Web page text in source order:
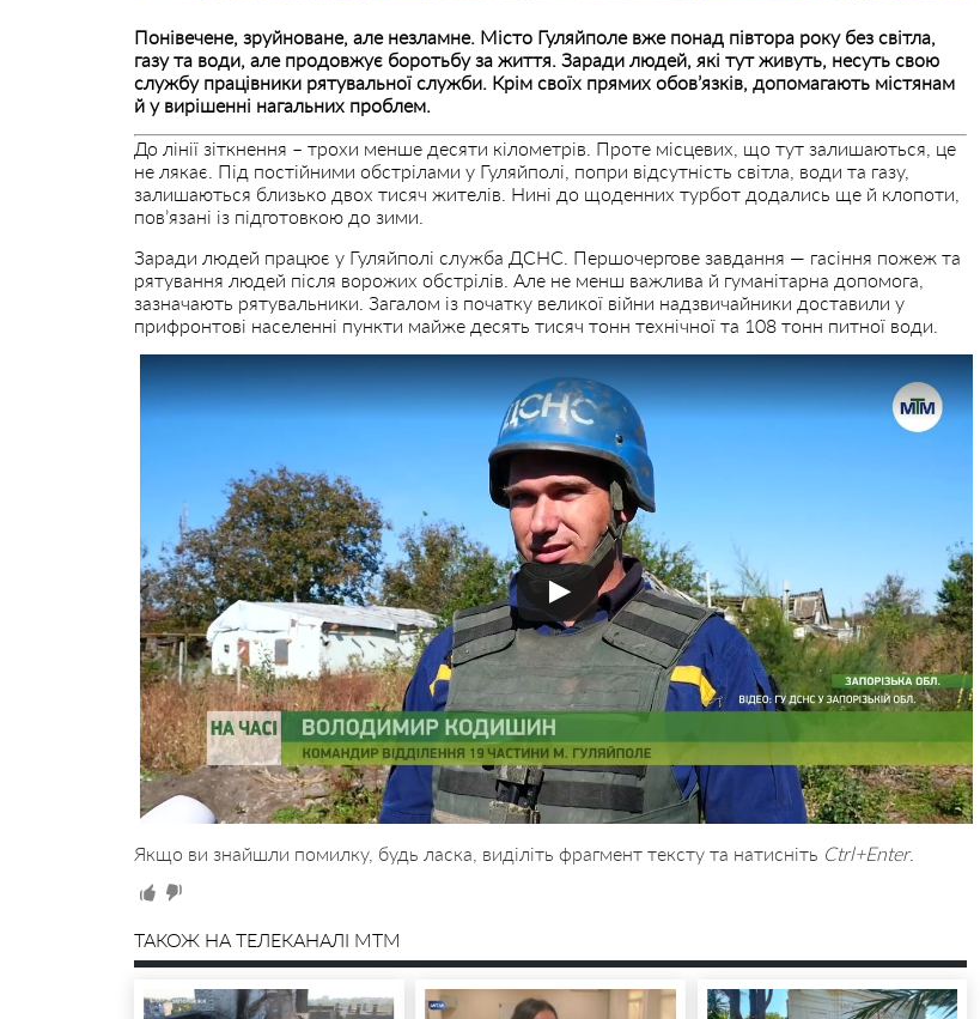
Понівечене, зруйноване, але незламне. Місто Гуляйполе вже понад півтора року без світла,
газу та води, але продовжує боротьбу за життя. Заради людей, які тут живуть, несуть свою
службу працівники рятувальної служби. Крім своїх прямих обов’язків, допомагають містянам
й у вирішенні нагальних проблем.
До лінії зіткнення – трохи менше десяти кілометрів. Проте місцевих, що тут залишаються, це
не лякає. Під постійними обстрілами у Гуляйполі, попри відсутність світла, води та газу,
залишаються близько двох тисяч жителів. Нині до щоденних турбот додались ще й клопоти,
пов’язані із підготовкою до зими.
Заради людей працює у Гуляйполі служба ДСНС. Першочергове завдання — гасіння пожеж та
рятування людей після ворожих обстрілів. Але не менш важлива й гуманітарна допомога,
зазначають рятувальники. Загалом із початку великої війни надзвичайники доставили у
прифронтові населенні пункти майже десять тисяч тонн технічної та 108 тонн питної води.
Якщо ви знайшли помилку, будь ласка, виділіть фрагмент тексту та натисніть Ctrl+Enter.
ТАКОЖ НА ТЕЛЕКАНАЛІ MTM